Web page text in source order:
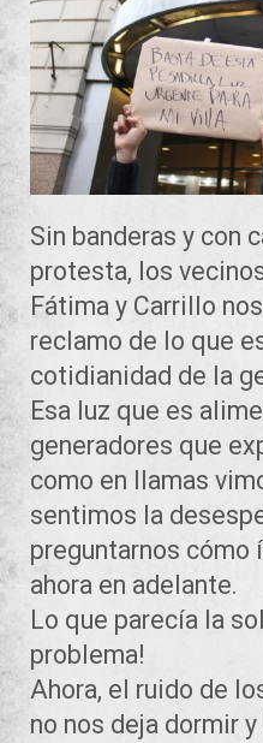
Sin banderas y con
protesta, los
Fátima y Carrillo
reclamo de lo que
cotidianidad de la
Esa luz que es
generadores que
como en llamas
sentimos la
preguntarnos cómo
ahora en adelante.
Lo que parecía la
problema!
Ahora, el ruido de
no nos deja dormir